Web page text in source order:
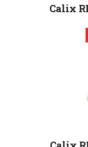
Calix